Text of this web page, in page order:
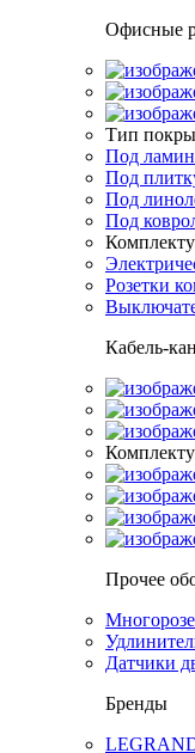
Офисные
Тип
Под
Под
Под
Под
Розетки
Кабель-
Прочее
Датчики
Бренды